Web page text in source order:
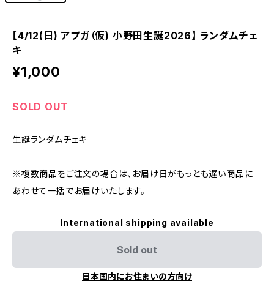
【4/12(日) アプガ（仮) 小野田生誕2026】 ランダムチェ
キ
¥1,000
SOLD OUT
生誕ランダムチェキ
※複数商品をご注文の場合は、お届け日がもっとも遅い商品に
あわせて一括でお届けいたします。
International shipping available
Sold out
日本国内にお住まいの方向け